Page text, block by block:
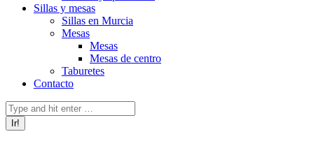
Sillas y mesas
Sillas en Murcia
Mesas
Mesas
Mesas de centro
Taburetes
Contacto
Buscar: